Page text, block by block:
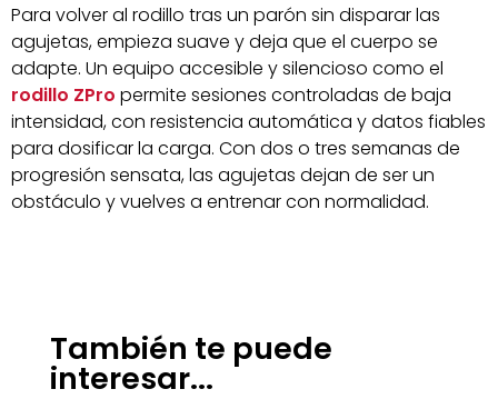
Para volver al rodillo tras un parón sin disparar las
agujetas, empieza suave y deja que el cuerpo se
adapte. Un equipo accesible y silencioso como el
rodillo ZPro permite sesiones controladas de baja
intensidad, con resistencia automática y datos fiables
para dosificar la carga. Con dos o tres semanas de
progresión sensata, las agujetas dejan de ser un
obstáculo y vuelves a entrenar con normalidad.
También te puede
interesar...